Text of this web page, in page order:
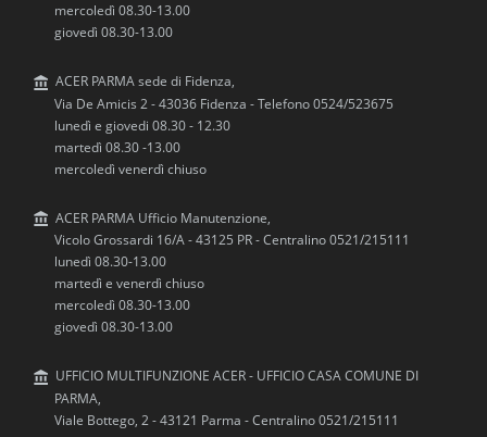
mercoledì 08.30-13.00
giovedì 08.30-13.00
ACER PARMA sede di Fidenza,
Via De Amicis 2 - 43036 Fidenza - Telefono 0524/523675
lunedì e giovedi 08.30 - 12.30
martedì 08.30 -13.00
mercoledì venerdì chiuso
ACER PARMA Ufficio Manutenzione,
Vicolo Grossardi 16/A - 43125 PR - Centralino 0521/215111
lunedì 08.30-13.00
martedì e venerdì chiuso
mercoledì 08.30-13.00
giovedì 08.30-13.00
UFFICIO MULTIFUNZIONE ACER - UFFICIO CASA COMUNE DI
PARMA,
Viale Bottego, 2 - 43121 Parma - Centralino 0521/215111